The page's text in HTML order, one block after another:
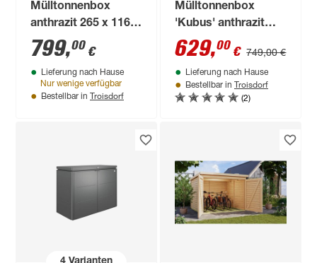
Mülltonnenbox
anthrazit 265 x 116 x
80 cm
799,00 €
Lieferung nach Hause
Nur wenige verfügbar
Bestellbar in Troisdorf
Mülltonnenbox
'Kubus' anthrazit
Stahl 200 x 80 x 116
cm
629,00 € 749,00 €
Lieferung nach Hause
Bestellbar in Troisdorf
(2)